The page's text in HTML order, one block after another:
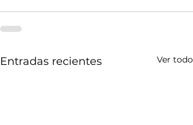
Entradas recientes Ver todo